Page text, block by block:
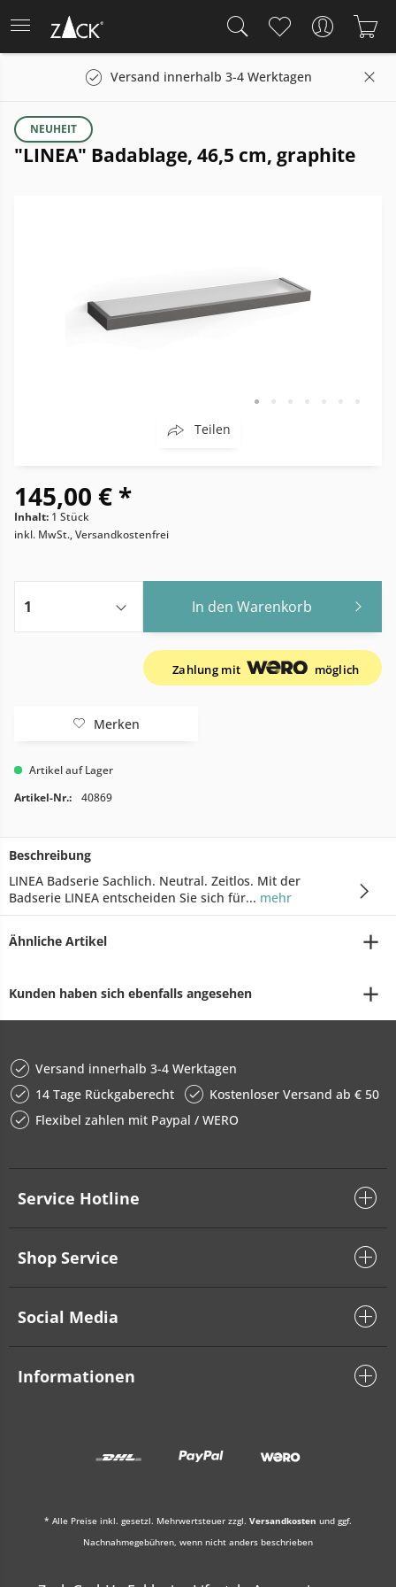
Versand innerhalb 3-4 Werktagen
"LINEA" Badablage, 46,5 cm, graphite
NEUHEIT
Teilen
145,00 € *
Inhalt: 1 Stück
inkl. MwSt., Versandkostenfrei
In den Warenkorb
Zahlung mit möglich
Merken
Artikel auf Lager
Artikel-Nr.:
40869
Beschreibung
LINEA Badserie Sachlich. Neutral. Zeitlos. Mit der
Badserie LINEA entscheiden Sie sich für... mehr
Ähnliche Artikel
Kunden haben sich ebenfalls angesehen
Versand innerhalb 3-4 Werktagen
14 Tage Rückgaberecht
Kostenloser Versand ab € 50
Flexibel zahlen mit Paypal / WERO
Service Hotline
Shop Service
Social Media
Informationen
* Alle Preise inkl. gesetzl. Mehrwertsteuer zzgl. Versandkosten und ggf.
Nachnahmegebühren, wenn nicht anders beschrieben